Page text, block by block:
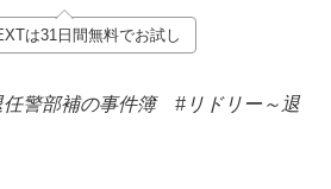
は31日間無料でお試し
任警部補の事件簿 #リドリー～退